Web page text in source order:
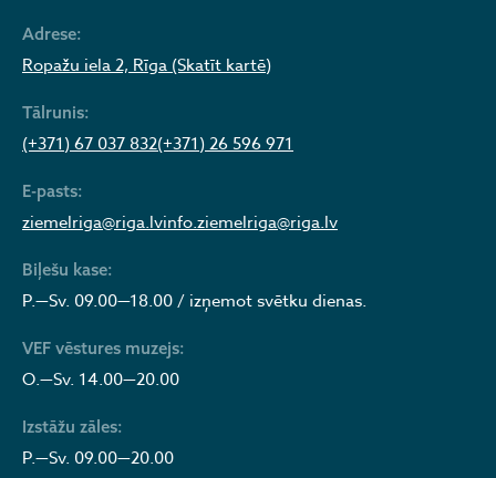
Adrese:
Ropažu iela 2, Rīga (Skatīt kartē)
Tālrunis:
(+371) 67 037 832(+371) 26 596 971
E-pasts:
ziemelriga@riga.lvinfo.ziemelriga@riga.lv
Biļešu kase:
P.—Sv. 09.00—18.00 / izņemot svētku dienas.
VEF vēstures muzejs:
O.—Sv. 14.00—20.00
Izstāžu zāles:
P.—Sv. 09.00—20.00